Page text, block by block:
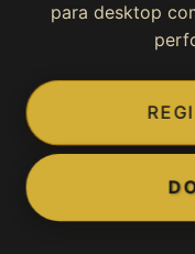
para desktop